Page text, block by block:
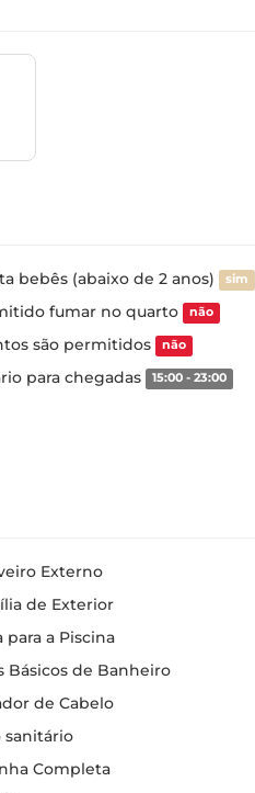
bebês (abaixo de 2 anos) sim
fumar no quarto não
são permitidos não
para chegadas 15:00 - 23:00
Externo
de Exterior
para a Piscina
Básicos de Banheiro
de Cabelo
sanitário
Completa